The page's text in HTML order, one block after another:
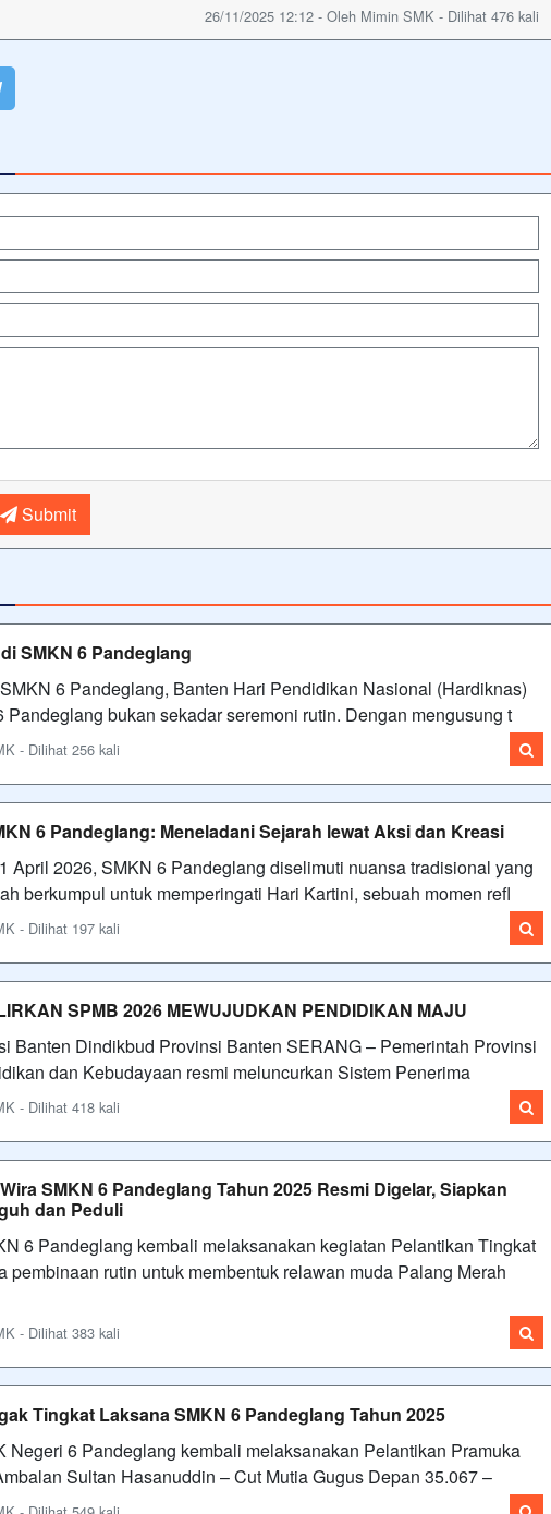
26/11/2025 12:12 - Oleh Mimin SMK - Dilihat 476 kali
Submit
SMKN 6 Pandeglang
6 Pandeglang, Banten Hari Pendidikan Nasional (Hardiknas)
bukan sekadar seremoni rutin. Dengan mengusung t
- Dilihat 256 kali
6 Pandeglang: Meneladani Sejarah lewat Aksi dan Kreasi
April 2026, SMKN 6 Pandeglang diselimuti nuansa tradisional yang
berkumpul untuk memperingati Hari Kartini, sebuah momen refl
- Dilihat 197 kali
SPMB 2026 MEWUJUDKAN PENDIDIKAN MAJU
Banten Dindikbud Provinsi Banten SERANG – Pemerintah Provinsi
dan Kebudayaan resmi meluncurkan Sistem Penerima
- Dilihat 418 kali
SMKN 6 Pandeglang Tahun 2025 Resmi Digelar, Siapkan
dan Peduli
6 Pandeglang kembali melaksanakan kegiatan Pelantikan Tingkat
pembinaan rutin untuk membentuk relawan muda Palang Merah
- Dilihat 383 kali
Tingkat Laksana SMKN 6 Pandeglang Tahun 2025
6 Pandeglang kembali melaksanakan Pelantikan Pramuka
Sultan Hasanuddin – Cut Mutia Gugus Depan 35.067 –